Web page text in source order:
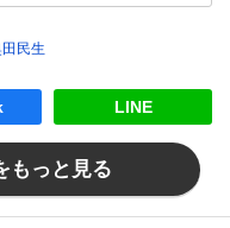
民生
LINE
もっと見る